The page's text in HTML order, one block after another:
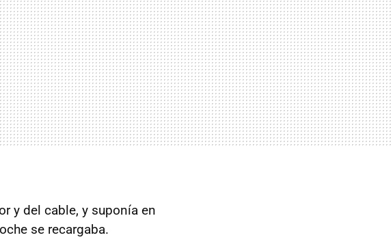
y del cable, y suponía en
se recargaba.